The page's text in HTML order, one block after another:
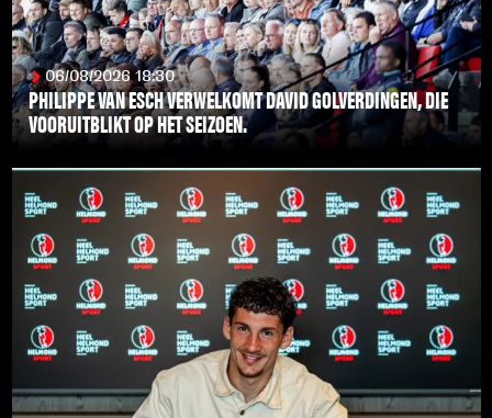
06/08/2026 18:30
PHILIPPE VAN ESCH VERWELKOMT DAVID GOLVERDINGEN, DIE
VOORUITBLIKT OP HET SEIZOEN.
LEES MEER